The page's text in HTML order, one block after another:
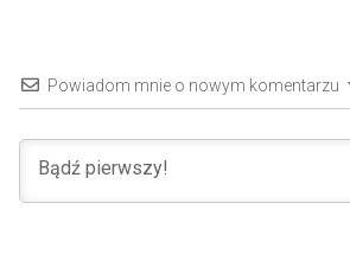
Powiadom mnie o nowym komentarzu